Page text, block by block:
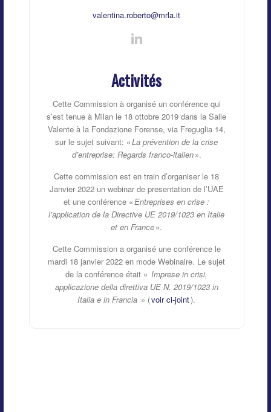
valentina.roberto@mrla.it
Activités
Cette Commission à organisé un conférence qui
s’est tenue à Milan le 18 ottobre 2019 dans la Salle
Valente à la Fondazione Forense, via Freguglia 14,
sur le sujet suivant: «La prévention de la crise
d’entreprise: Regards franco-italien».
Cette commission est en train d’organiser le 18
Janvier 2022 un webinar de presentation de l’UAE
et une conférence «Entreprises en crise :
l’application de la Directive UE 2019/1023 en Italie
et en France».
Cette Commission a organisé une conférence le
mardi 18 janvier 2022 en mode Webinaire. Le sujet
de la conférence était « Imprese in crisi,
applicazione della direttiva UE N. 2019/1023 in
Italia e in Francia » (voir ci-joint).